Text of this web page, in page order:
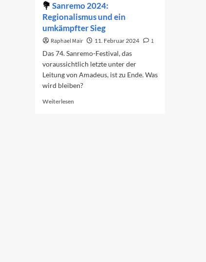
Sanremo 2024:
Regionalismus und ein
umkämpfter Sieg
Raphael Mair 11. Februar 2024
1
Das 74. Sanremo-Festival, das
voraussichtlich letzte unter der
Leitung von Amadeus, ist zu Ende. Was
wird bleiben?
Weiterlesen